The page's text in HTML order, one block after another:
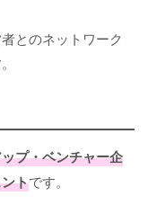
とのネットワーク
プ・ベンチャー企
トです。